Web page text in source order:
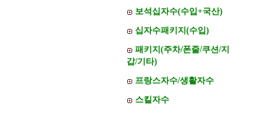
보석십자수(수입+국산)
십자수패키지(수입)
패키지(주차/폰줄/쿠션/지
갑/기타)
프랑스자수/생활자수
스킬자수